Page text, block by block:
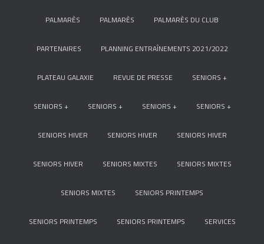
PALMARÈS PALMARÈS PALMARÈS DU CLUB
PARTENAIRES PLANNING ENTRAÎNEMENTS 2021/2022
PLATEAU GALAXIE REVUE DE PRESSE SENIORS +
SENIORS + SENIORS + SENIORS + SENIORS +
SENIORS HIVER SENIORS HIVER SENIORS HIVER
SENIORS HIVER SENIORS MIXTES SENIORS MIXTES
SENIORS MIXTES SENIORS PRINTEMPS
SENIORS PRINTEMPS SENIORS PRINTEMPS SERVICES